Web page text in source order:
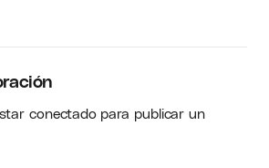
conectadopara publicar un